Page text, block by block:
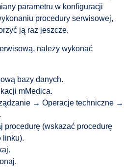
parametru w konfiguracji
procedury serwisowej,
ją raz jeszcze.
należy wykonać
bazy danych.
mMedica.
→ Operacje techniczne →
procedurę (wskazać procedurę
linku).